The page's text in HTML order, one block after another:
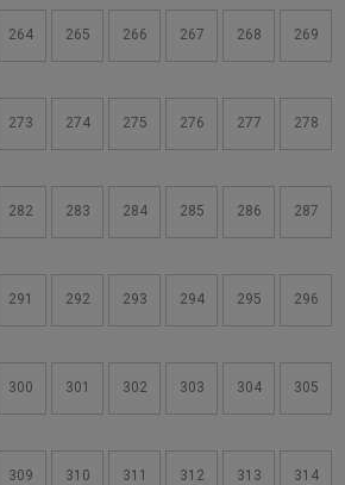
264 265 266 267 268 269
273 274 275 276 277 278
282 283 284 285 286 287
291 292 293 294 295 296
300 301 302 303 304 305
309 310 311 312 313 314